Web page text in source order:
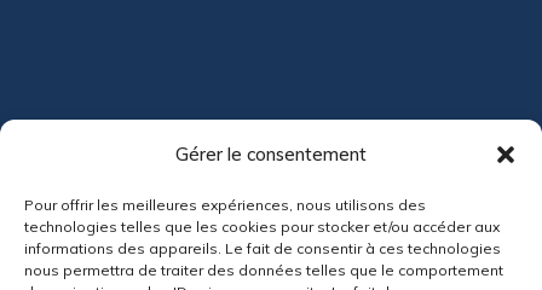
Gérer le consentement
Pour offrir les meilleures expériences, nous utilisons des
technologies telles que les cookies pour stocker et/ou accéder aux
informations des appareils. Le fait de consentir à ces technologies
nous permettra de traiter des données telles que le comportement
ACTUALITÉS